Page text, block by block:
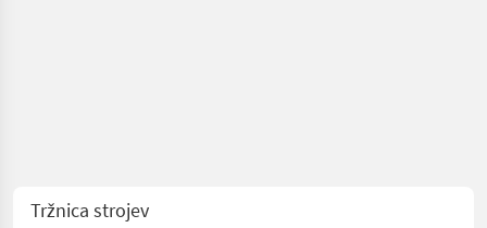
Tržnica strojev